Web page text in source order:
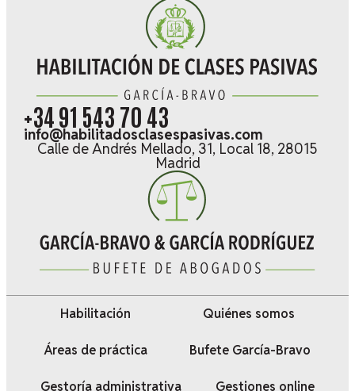
+34 91 543 70 43
info@habilitadosclasespasivas.com
Calle de Andrés Mellado, 31, Local 18, 28015
Madrid
Habilitación Quiénes somos
Áreas de práctica Bufete García-Bravo
Gestoría administrativa Gestiones online